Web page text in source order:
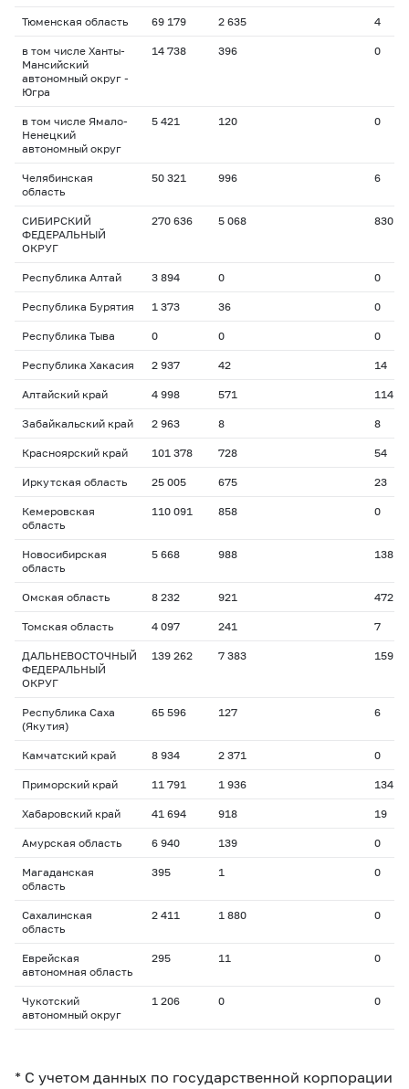
Тюменская область 69 179 2 635 4
в том числе Ханты-
Мансийский
автономный округ -
Югра
14 738 396 0
в том числе Ямало-
Ненецкий
автономный округ
5 421 120 0
Челябинская
область
50 321 996 6
СИБИРСКИЙ
ФЕДЕРАЛЬНЫЙ
ОКРУГ
270 636 5 068 830
Республика Алтай 3 894 0 0
Республика Бурятия 1 373 36 0
Республика Тыва 0 0 0
Республика Хакасия 2 937 42 14
Алтайский край 4 998 571 114
Забайкальский край 2 963 8 8
Красноярский край 101 378 728 54
Иркутская область 25 005 675 23
Кемеровская
область
110 091 858 0
Новосибирская
область
5 668 988 138
Омская область 8 232 921 472
Томская область 4 097 241 7
ДАЛЬНЕВОСТОЧНЫЙ
ФЕДЕРАЛЬНЫЙ
ОКРУГ
139 262 7 383 159
Республика Саха
(Якутия)
65 596 127 6
Камчатский край 8 934 2 371 0
Приморский край 11 791 1 936 134
Хабаровский край 41 694 918 19
Амурская область 6 940 139 0
Магаданская
область
395 1 0
Сахалинская
область
2 411 1 880 0
Еврейская
автономная область
295 11 0
Чукотский
автономный округ
1 206 0 0
* С учетом данных по государственной корпорации